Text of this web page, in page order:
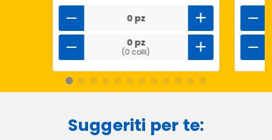
0 pz
0 pz
(0 colli)
Suggeriti per te: